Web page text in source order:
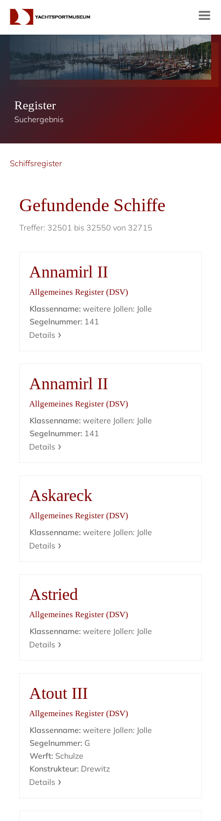
Register
Suchergebnis
Schiffsregister
Gefundende Schiffe
Treffer: 32501 bis 32550 von 32715
Annamirl II
Allgemeines Register (DSV)
Klassenname: weitere Jollen: Jolle
Segelnummer: 141
Details
Annamirl II
Allgemeines Register (DSV)
Klassenname: weitere Jollen: Jolle
Segelnummer: 141
Details
Askareck
Allgemeines Register (DSV)
Klassenname: weitere Jollen: Jolle
Details
Astried
Allgemeines Register (DSV)
Klassenname: weitere Jollen: Jolle
Details
Atout III
Allgemeines Register (DSV)
Klassenname: weitere Jollen: Jolle
Segelnummer: G
Werft: Schulze
Konstrukteur: Drewitz
Details